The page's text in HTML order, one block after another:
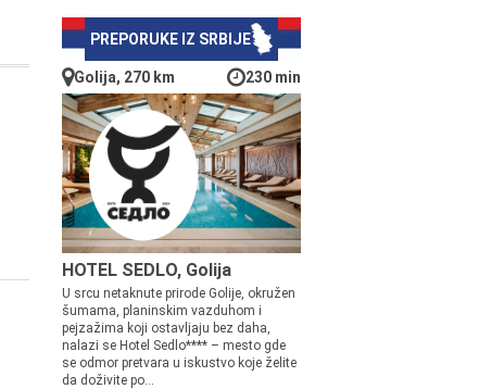
PREPORUKE IZ SRBIJE
Golija, 270 km 230 min
HOTEL SEDLO, Golija
U srcu netaknute prirode Golije, okružen
šumama, planinskim vazduhom i
pejzažima koji ostavljaju bez daha,
nalazi se Hotel Sedlo**** – mesto gde
se odmor pretvara u iskustvo koje želite
da doživite po...